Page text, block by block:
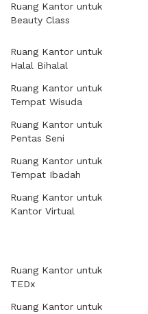
Ruang Kantor untuk
Beauty Class
Ruang Kantor untuk
Halal Bihalal
Ruang Kantor untuk
Tempat Wisuda
Ruang Kantor untuk
Pentas Seni
Ruang Kantor untuk
Tempat Ibadah
Ruang Kantor untuk
Kantor Virtual
Ruang Kantor untuk
TEDx
Ruang Kantor untuk